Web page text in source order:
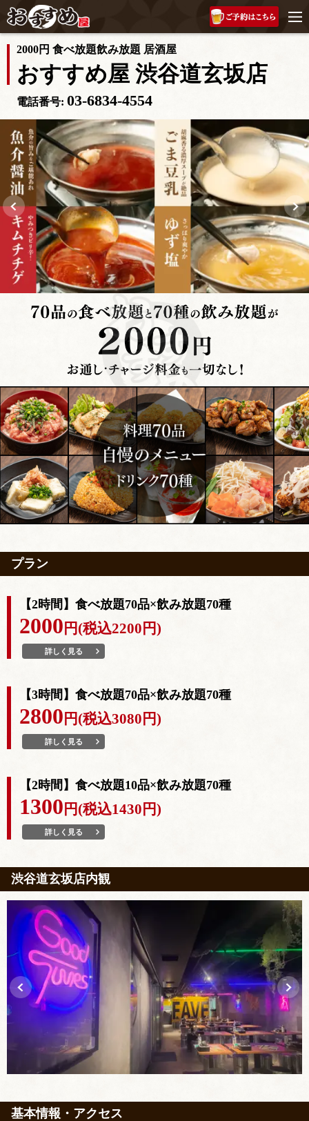
2000円 食べ放題飲み放題 居酒屋
おすすめ屋 渋谷道玄坂店
電話番号: 03-6834-4554
プラン
【2時間】食べ放題70品×飲み放題70種
2000 円(税込2200円)
詳しく見る
【3時間】食べ放題70品×飲み放題70種
2800 円(税込3080円)
詳しく見る
【2時間】食べ放題10品×飲み放題70種
1300 円(税込1430円)
詳しく見る
渋谷道玄坂店内観
基本情報・アクセス